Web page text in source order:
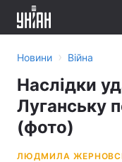
Новини › Війна
Наслідки
Луганську
(фото)
ЛЮДМИЛА